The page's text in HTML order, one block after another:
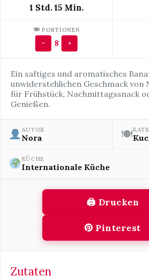
1 Std. 15 Min.
🍽 PORTIONEN
− 8 +
Ein saftiges und aromatisches
unwiderstehlichen Geschmack von
für Frühstück, Nachmittagssnack
Genießen.
AUTOR
Nora 🍽
KÜCHE
Internationale Küche
🖨 Drucken
Pinterest
Zutaten